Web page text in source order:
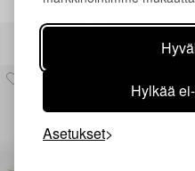
Hylkää
Asetukset